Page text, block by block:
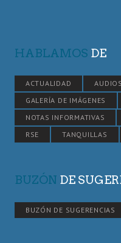
HABLAMOS DE
ACTUALIDAD AUDIOS
GALERÍA DE IMÁGENES
NOTAS INFORMATIVAS
RSE
TANQUILLAS
BUZÓN DE
BUZÓN DE SUGERENCIAS